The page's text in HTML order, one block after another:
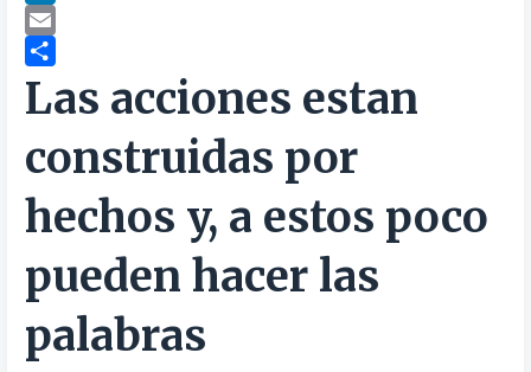
c
e
b
o
k
w
t
t
r
L
n
k
d
I
n
E
m
a
l
C
o
p
a
r
t
i
r
Las acciones estan
construidas por
hechos y, a estos poco
pueden hacer las
palabras